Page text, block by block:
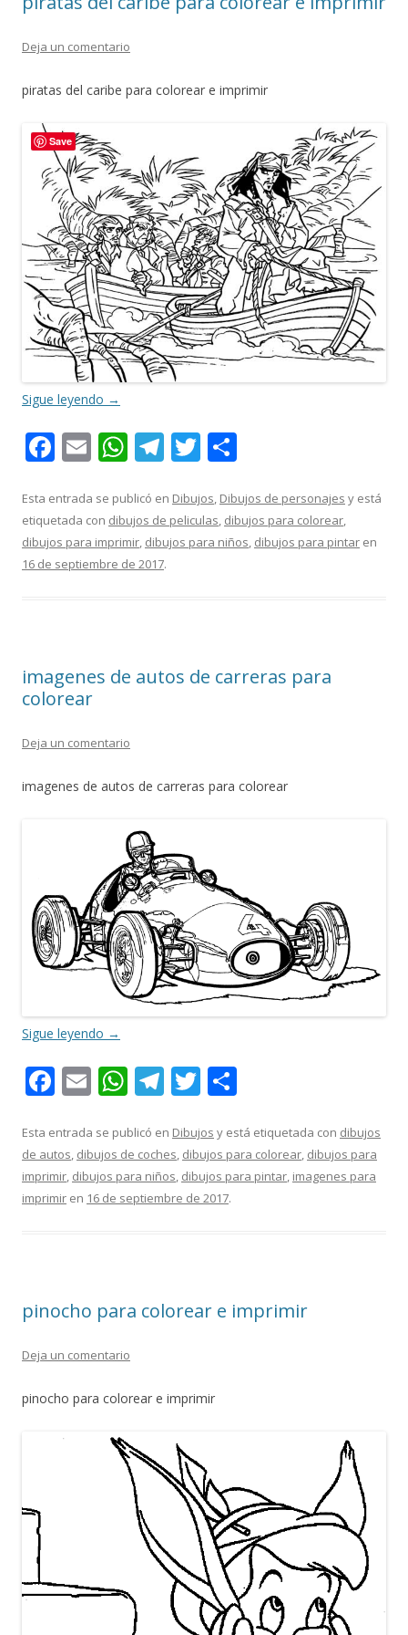
Deja un comentario
piratas del caribe para colorear e imprimir
Sigue leyendo →
F
e
b
o
E
ai
l
W
at
s
A
T
e
gr
a
T
itt
er
m
p
Esta entrada se publicó en Dibujos, Dibujos de personajes y está
etiquetada con dibujos de peliculas, dibujos para colorear,
dibujos para imprimir, dibujos para niños, dibujos para pintar en
16 de septiembre de 2017.
imagenes de autos de carreras para
colorear
Deja un comentario
imagenes de autos de carreras para colorear
Sigue leyendo →
F
e
b
o
E
ai
l
W
at
s
A
T
e
gr
a
T
itt
er
m
p
Esta entrada se publicó en Dibujos y está etiquetada con dibujos
de autos, dibujos de coches, dibujos para colorear, dibujos para
imprimir, dibujos para niños, dibujos para pintar, imagenes para
imprimir en 16 de septiembre de 2017.
pinocho para colorear e imprimir
Deja un comentario
pinocho para colorear e imprimir
Save